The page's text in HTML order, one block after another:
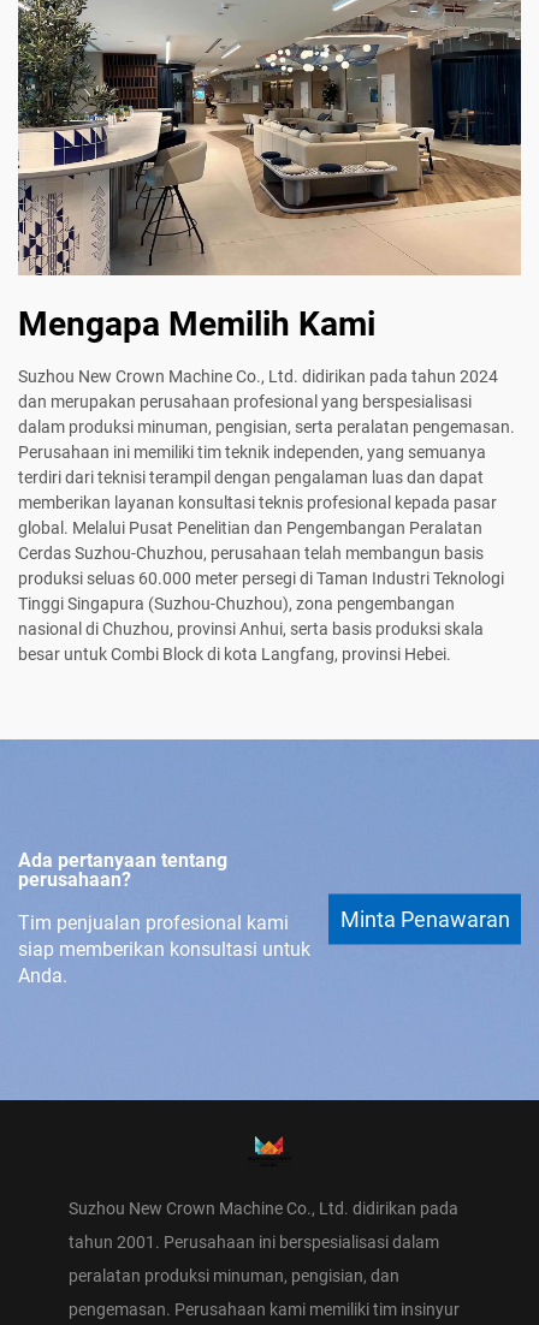
Mengapa Memilih Kami
Suzhou New Crown Machine Co., Ltd. didirikan pada tahun 2024
dan merupakan perusahaan profesional yang berspesialisasi
dalam produksi minuman, pengisian, serta peralatan pengemasan.
Perusahaan ini memiliki tim teknik independen, yang semuanya
terdiri dari teknisi terampil dengan pengalaman luas dan dapat
memberikan layanan konsultasi teknis profesional kepada pasar
global. Melalui Pusat Penelitian dan Pengembangan Peralatan
Cerdas Suzhou-Chuzhou, perusahaan telah membangun basis
produksi seluas 60.000 meter persegi di Taman Industri Teknologi
Tinggi Singapura (Suzhou-Chuzhou), zona pengembangan
nasional di Chuzhou, provinsi Anhui, serta basis produksi skala
besar untuk Combi Block di kota Langfang, provinsi Hebei.
Ada pertanyaan tentang
perusahaan?
Tim penjualan profesional kami
siap memberikan konsultasi untuk
Anda.
Minta Penawaran
Suzhou New Crown Machine Co., Ltd. didirikan pada
tahun 2001. Perusahaan ini berspesialisasi dalam
peralatan produksi minuman, pengisian, dan
pengemasan. Perusahaan kami memiliki tim insinyur